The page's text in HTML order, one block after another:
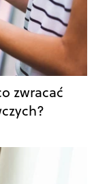
zwracać